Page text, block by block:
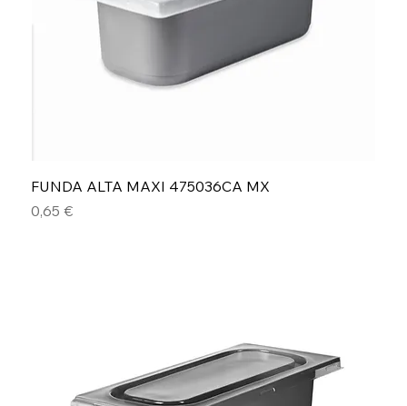
FUNDA ALTA MAXI 475036CA MX
Precio
0,65 €